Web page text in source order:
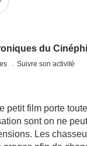
du
Suivre son activité
petit film porte
sont on ne
Les